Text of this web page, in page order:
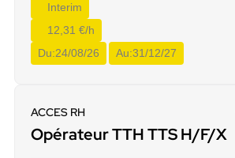
Interim
12,31 €/h
Du:24/08/26 Au:31/12/27
ACCES RH
Opérateur TTH TTS H/F/X